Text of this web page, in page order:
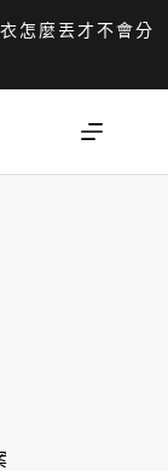
怎麼丟才不會分